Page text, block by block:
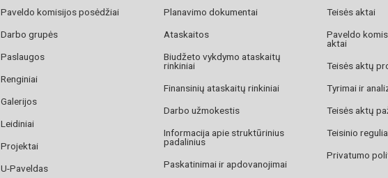
Paveldo komisijos posėdžiai
Darbo grupės
Paslaugos
Renginiai
Galerijos
Leidiniai
Projektai
U-Paveldas
Planavimo dokumentai
Ataskaitos
Biudžeto vykdymo ataskaitų
rinkiniai
Finansinių ataskaitų rinkiniai
Darbo užmokestis
Informacija apie struktūrinius
padalinius
Paskatinimai ir apdovanojimai
Teisės aktai
Paveldo
aktai
Teisės aktų
Tyrimai ir
Teisės aktų
Teisinio
Privatumo